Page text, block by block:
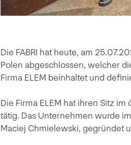
Die FABRI hat heute, am
Polen abgeschlossen, welcher
Firma ELEM beinhaltet und
Die Firma ELEM hat ihren Sitz
tätig. Das Unternehmen wurde
Maciej Chmielewski, gegründet